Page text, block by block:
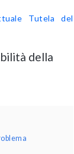
Tutela del
della